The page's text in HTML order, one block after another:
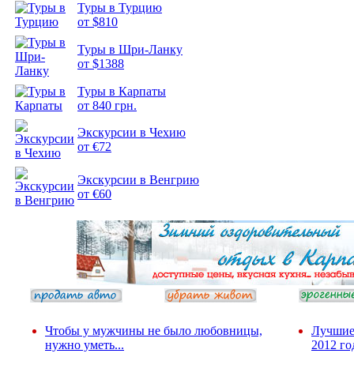
Туры в Турцию
от $810
Туры в Шри-Ланку
от $1388
Туры в Карпаты
от 840 грн.
Экскурсии в Чехию
от €72
Экскурсии в Венгрию
от €60
Чтобы у мужчины не было любовницы,
нужно уметь...
Лучшие
2012